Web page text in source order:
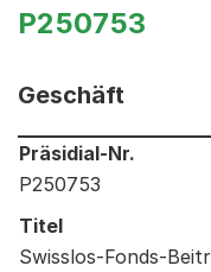
P250753
Geschäft
Informationen zum
Präsidial-Nr.
P250753
Titel
Swisslos-Fonds-